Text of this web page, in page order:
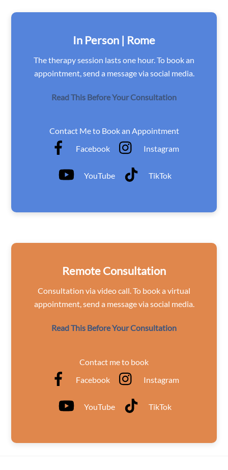
In Person | Rome
The therapy session lasts one hour. To book an
appointment, send a message via social media.
Read This Before Your Consultation
Contact Me to Book an Appointment
Facebook
Instagram
YouTube TikTok
Remote Consultation
Consultation via video call. To book a virtual
appointment, send a message via social media.
Read This Before Your Consultation
Contact me to book
Facebook
Instagram
YouTube TikTok